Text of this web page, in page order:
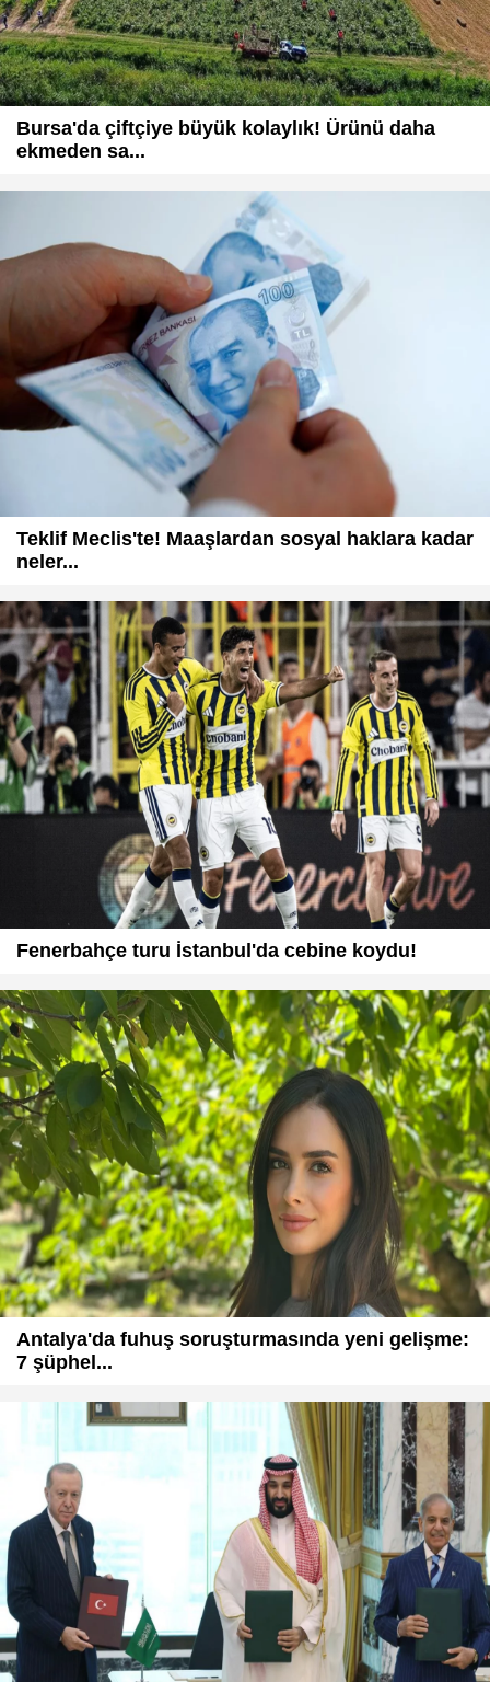
Bursa'da çiftçiye büyük kolaylık! Ürünü daha
ekmeden sa...
Teklif Meclis'te! Maaşlardan sosyal haklara kadar
neler...
Fenerbahçe turu İstanbul'da cebine koydu!
Antalya'da fuhuş soruşturmasında yeni gelişme:
7 şüphel...